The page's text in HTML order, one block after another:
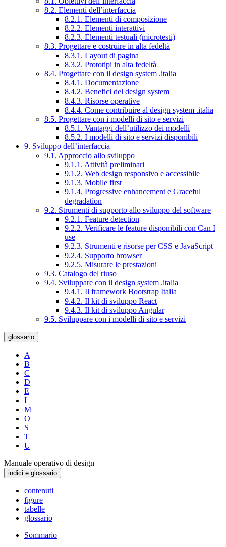
8.2. Elementi dell’interfaccia
8.2.1. Elementi di composizione
8.2.2. Elementi interattivi
8.2.3. Elementi testuali (microtesti)
8.3. Progettare e costruire in alta fedeltà
8.3.1. Layout di pagina
8.3.2. Prototipi in alta fedeltà
8.4. Progettare con il design system .italia
8.4.1. Documentazione
8.4.2. Benefici del design system
8.4.3. Risorse operative
8.4.4. Come contribuire al design system .italia
8.5. Progettare con i modelli di sito e servizi
8.5.1. Vantaggi dell’utilizzo dei modelli
8.5.2. I modelli di sito e servizi disponibili
9. Sviluppo dell’interfaccia
9.1. Approccio allo sviluppo
9.1.1. Attività preliminari
9.1.2. Web design responsivo e accessibile
9.1.3. Mobile first
9.1.4. Progressive enhancement e Graceful
degradation
9.2. Strumenti di supporto allo sviluppo del software
9.2.1. Feature detection
9.2.2. Verificare le feature disponibili con Can I
use
9.2.3. Strumenti e risorse per CSS e JavaScript
9.2.4. Supporto browser
9.2.5. Misurare le prestazioni
9.3. Catalogo del riuso
9.4. Sviluppare con il design system .italia
9.4.1. Il framework Bootstrap Italia
9.4.2. Il kit di sviluppo React
9.4.3. Il kit di sviluppo Angular
9.5. Sviluppare con i modelli di sito e servizi
glossario
A
B
C
D
E
I
M
O
S
T
U
Manuale operativo di design
indici e glossario
contenuti
figure
tabelle
glossario
Sommario